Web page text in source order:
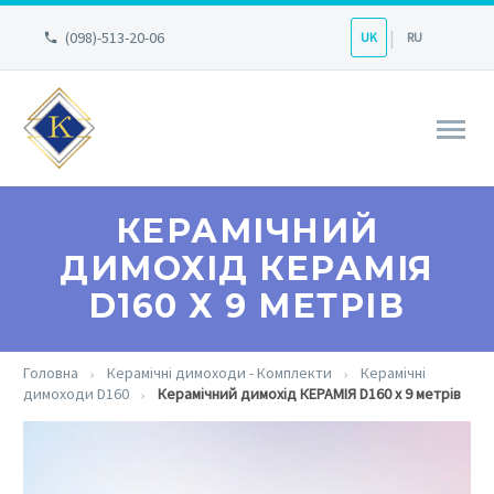
(098)-513-20-06 UK RU
КЕРАМІЧНИЙ
ДИМОХІД КЕРАМІЯ
D160 Х 9 МЕТРІВ
Головна Керамічні димоходи - Комплекти
Керамічні
димоходи D160
Керамічний димохід КЕРАМІЯ D160 х 9 метрів